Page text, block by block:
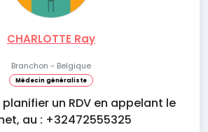
CHARLOTTE Ray
Branchon - Belgique
Médecin généraliste
un RDV en appelant le
au : +32472555325